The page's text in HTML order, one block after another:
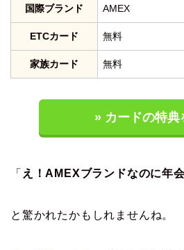
国際ブランド AMEX
ETCカード 無料
家族カード 無料
» カードの特典
「 え！AMEXブランドなのに年
と驚かれたかもしれませんね。